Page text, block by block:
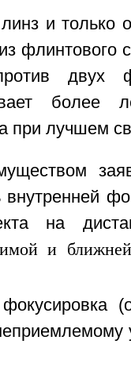
линз и
флинтового
двух
при лучшем
на